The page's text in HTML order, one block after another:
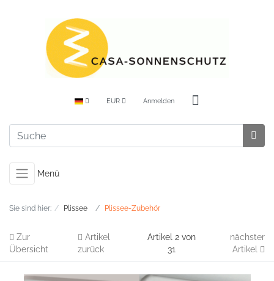
EUR Anmelden
Menü
Sie sind hier: Plissee Plissee-Zubehör
Zur
Übersicht
Artikel
zurück
Artikel 2 von
31
nächster
Artikel